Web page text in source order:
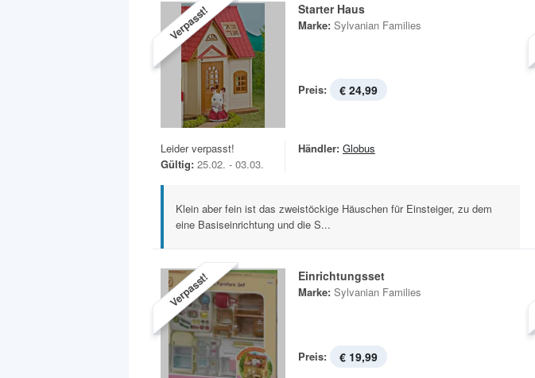
Verpasst! Starter Haus
Marke: Sylvanian Families
Preis: € 24,99
Leider verpasst!
Gültig: 25.02. - 03.03.
Händler: Globus
Klein aber fein ist das zweistöckige Häuschen für Einsteiger, zu dem
eine Basiseinrichtung und die S...
Verpasst! Einrichtungsset
Marke: Sylvanian Families
Preis: € 19,99